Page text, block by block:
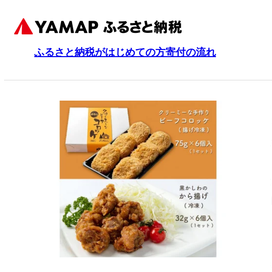
ふるさと納税がはじめての方寄付の流れ